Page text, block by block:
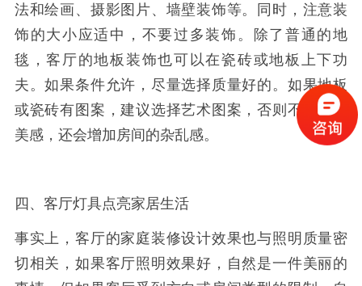
法和绘画、摄影图片、墙壁装饰等。同时，注意装
饰的大小应适中，不要过多装饰。除了普通的地
毯，客厅的地板装饰也可以在瓷砖或地板上下功
夫。如果条件允许，尽量选择质量好的。如果地板
或瓷砖有图案，建议选择艺术图案，否则不仅没有
美感，还会增加房间的杂乱感。
四、客厅灯具点亮家居生活
事实上，客厅的家庭装修设计效果也与照明质量密
切相关，如果客厅照明效果好，自然是一件美丽的